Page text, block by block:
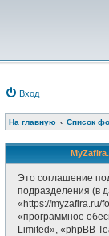
Вход
На главную Список
Это соглашение
подразделения (в
«https://myzafira.ru/
«программное
Limited», «phpBB